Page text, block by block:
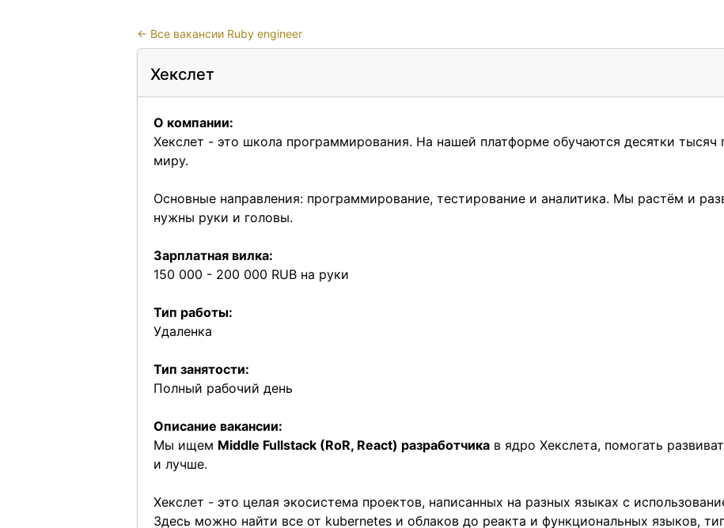
← Все вакансии Ruby engineer
Хекслет
О компании:
Хекслет - это школа программирования. На нашей платформе обучаются десятки тысяч
миру.
Основные направления: программирование, тестирование и аналитика. Мы растём и
нужны руки и головы.
Зарплатная вилка:
150 000 - 200 000 RUB на руки
Тип работы:
Удаленка
Тип занятости:
Полный рабочий день
Описание вакансии:
Мы ищем Middle Fullstack (RoR, React) разработчикав ядро Хекслета, помогать
и лучше.
Хекслет - это целая экосистема проектов, написанных на разных языках с
Здесь можно найти все от kubernetes и облаков до реакта и функциональных языков,